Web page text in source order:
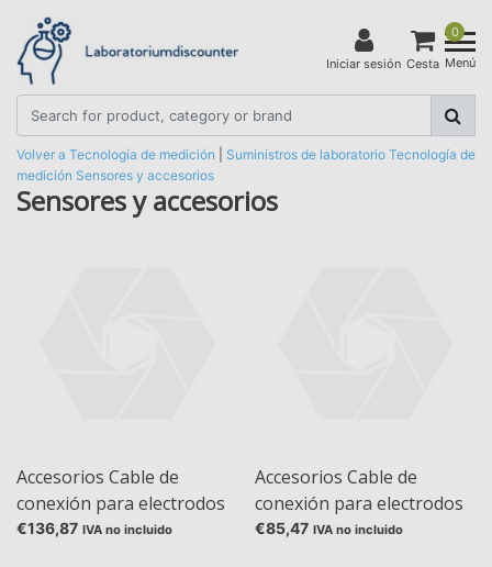
Iniciar sesión
0
Cesta Menú
Volver a Tecnología de medición Suministros de laboratorio Tecnología de
medición Sensores y accesorios
Sensores y accesorios
Accesorios Cable de
conexión para electrodos
de pH combinado MultiPin
€136,87 IVA no incluido
Accesorios Cable de
conexión para electrodos
de pH combinados
€85,47 IVA no incluido